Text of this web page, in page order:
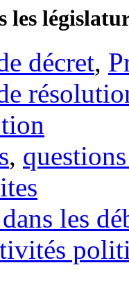
les
décret,
,
les